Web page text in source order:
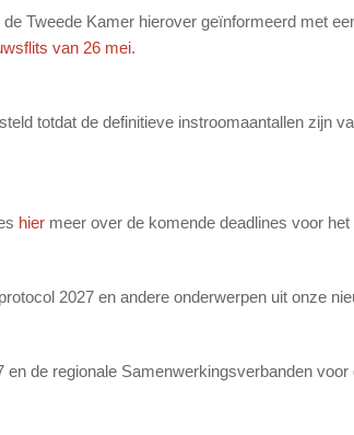
Tweede Kamer hierover geïnformeerd met
van 26 mei.
totdat de definitieve instroomaantallen zijn
hier meer over de komende deadlines voor
2027 en andere onderwerpen uit onze
de regionale Samenwerkingsverbanden